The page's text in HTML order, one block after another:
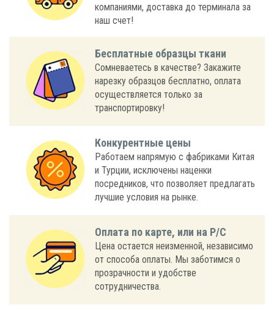
компаниями, доставка до терминала за
наш счет!
Бесплатные образцы ткани
Сомневаетесь в качестве? Закажите
нарезку образцов бесплатно, оплата
осуществляется только за
транспортировку!
Конкурентные цены
Работаем напрямую с фабриками Китая
и Турции, исключены наценки
посредников, что позволяет предлагать
лучшие условия на рынке.
Оплата по карте, или на Р/С
Цена остается неизменной, независимо
от способа оплаты. Мы заботимся о
прозрачности и удобстве
сотрудничества.